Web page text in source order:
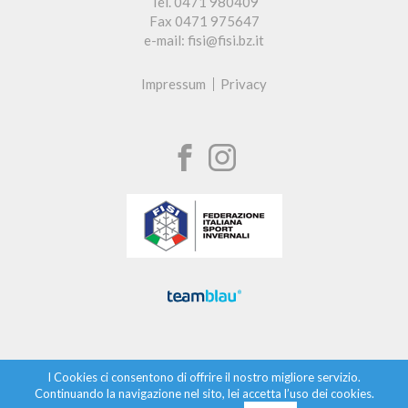
Fax 0471 975647
e-mail: fisi@fisi.bz.it
Impressum Privacy
I Cookies ci consentono di offrire il nostro migliore servizio.
Continuando la navigazione nel sito, lei accetta l’uso dei cookies.